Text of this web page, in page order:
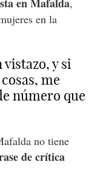
en la
y si
me
número que
no tiene
de crítica